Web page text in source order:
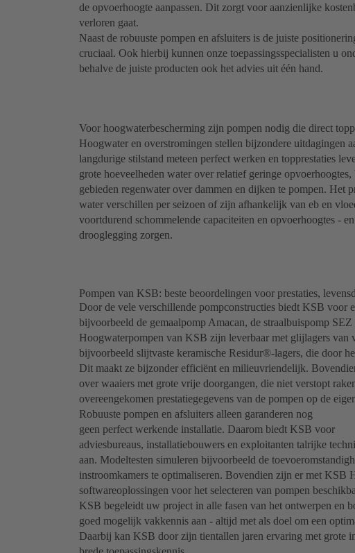
de opvoerhoogte aanpassen. Dit zorgt voor aanzienlijke
verloren gaat.
Naast de robuuste pompen en afsluiters is de juiste
cruciaal. Ook hierbij kunnen onze toepassingsspecialisten u
behalve de juiste producten ook het advies uit één hand.
Voor hoogwaterbescherming zijn pompen nodig die direct
Hoogwater en overstromingen stellen bijzondere uitdagingen
langdurige stilstand meteen perfect werken en topprestaties
grote hoeveelheden water over relatief geringe
gebieden regenwater over dammen en dijken te pompen. Het
water verschillen per seizoen of zijn afhankelijk van eb en
voortdurend schommelende capaciteiten en opvoerhoogtes -
drooglegging zorgen.
Pompen van KSB: beste beoordelingen voor prestaties,
Door de vele verschillende pompconstructies biedt KSB voor
bijvoorbeeld de gemaalpomp Amacan, de straalbuispomp
Hoogwaterpompen van KSB zijn leverbaar met glijlagers van
bijvoorbeeld slijtvaste keramische Residur®-lagers, die door
Dit maakt ze bijzonder efficiënt en milieuvriendelijk.
over waaiers met grote vrije doorgangen, die niet verstopt
overeengekomen prestatiegegevens van de pompen op de
Robuuste pompen en afsluiters alleen garanderen nog
geen perfect werkende installatie. Daarom biedt KSB voor
adviesbureaus, installatiebouwers en exploitanten talrijke
aan. Modeltesten simuleren bijvoorbeeld de
instroomkamers te optimaliseren. Bovendien zijn er met KSB
softwareoplossingen voor het selecteren van pompen
KSB begeleidt uw project in alle fasen van het ontwerpen en
goed mogelijk vakkennis aan - altijd met als doel om een
Daarbij kan KSB door zijn tientallen jaren ervaring met grote